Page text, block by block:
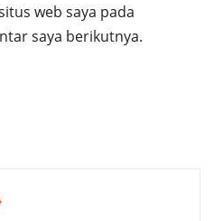
web saya pada
saya berikutnya.